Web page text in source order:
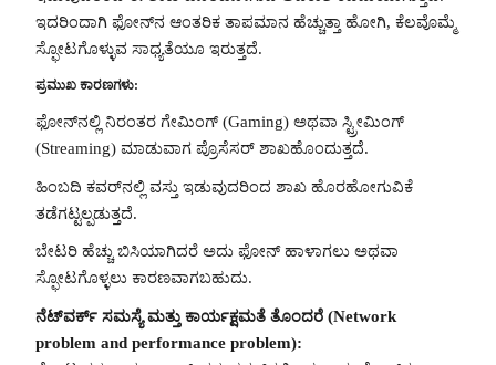
ಇದರಿಂದಾಗಿ ಫೋನ್‌ನ ಆಂತರಿಕ ತಾಪಮಾನ ಹೆಚ್ಚುತ್ತಾ ಹೋಗಿ, ಕೆಲವೊಮ್ಮೆ
ಸ್ಫೋಟಗೊಳ್ಳುವ ಸಾಧ್ಯತೆಯೂ ಇರುತ್ತದೆ.
ಪ್ರಮುಖ ಕಾರಣಗಳು:
ಫೋನ್‌ನಲ್ಲಿ ನಿರಂತರ ಗೇಮಿಂಗ್ (Gaming) ಅಥವಾ ಸ್ಟ್ರೀಮಿಂಗ್
(Streaming) ಮಾಡುವಾಗ ಪ್ರೊಸೆಸರ್ ಶಾಖಹೊಂದುತ್ತದೆ.
ಹಿಂಬದಿ ಕವರ್‌ನಲ್ಲಿ ವಸ್ತು ಇಡುವುದರಿಂದ ಶಾಖ ಹೊರಹೋಗುವಿಕೆ
ತಡೆಗಟ್ಟಲ್ಪಡುತ್ತದೆ.
ಬೇಟರಿ ಹೆಚ್ಚು ಬಿಸಿಯಾಗಿದರೆ ಅದು ಫೋನ್ ಹಾಳಾಗಲು ಅಥವಾ
ಸ್ಫೋಟಗೊಳ್ಳಲು ಕಾರಣವಾಗಬಹುದು.
ನೆಟ್‌ವರ್ಕ್ ಸಮಸ್ಯೆ ಮತ್ತು ಕಾರ್ಯಕ್ಷಮತೆ ತೊಂದರೆ (Network
problem and performance problem):